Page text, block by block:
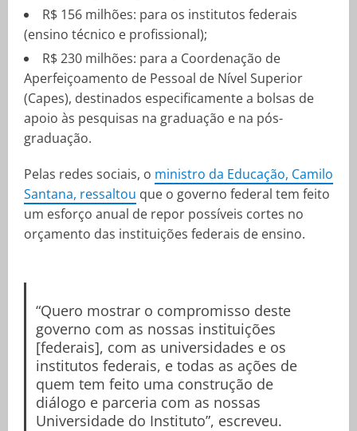
R$ 156 milhões: para os institutos federais
(ensino técnico e profissional);
R$ 230 milhões: para a Coordenação de
Aperfeiçoamento de Pessoal de Nível Superior
(Capes), destinados especificamente a bolsas de
apoio às pesquisas na graduação e na pós-
graduação.
Pelas redes sociais, o ministro da Educação, Camilo
Santana, ressaltou que o governo federal tem feito
um esforço anual de repor possíveis cortes no
orçamento das instituições federais de ensino.
“Quero mostrar o compromisso deste
governo com as nossas instituições
[federais], com as universidades e os
institutos federais, e todas as ações de
quem tem feito uma construção de
diálogo e parceria com as nossas
Universidade do Instituto”, escreveu.